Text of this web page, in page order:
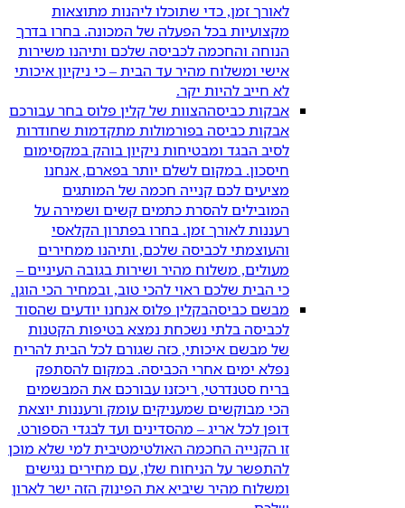
לאורך זמן, כדי שתוכלו ליהנות מתוצאות
מקצועיות בכל הפעלה של המכונה. בחרו בדרך
הנוחה והחכמה לכביסה שלכם ותיהנו משירות
אישי ומשלוח מהיר עד הבית – כי ניקיון איכותי
לא חייב להיות יקר.
אבקות כביסההצוות של קלין פלוס בחר עבורכם
אבקות כביסה בפורמולות מתקדמות שחודרות
לסיב הבגד ומבטיחות ניקיון בוהק במקסימום
חיסכון. במקום לשלם יותר בפארם, אנחנו
מציעים לכם קנייה חכמה של המותגים
המובילים להסרת כתמים קשים ושמירה על
רעננות לאורך זמן. בחרו בפתרון הקלאסי
והעוצמתי לכביסה שלכם, ותיהנו ממחירים
מעולים, משלוח מהיר ושירות בגובה העיניים –
כי הבית שלכם ראוי להכי טוב, ובמחיר הכי הוגן.
מבשם כביסהבקלין פלוס אנחנו יודעים שהסוד
לכביסה בלתי נשכחת נמצא בטיפות הקטנות
של מבשם איכותי, כזה שגורם לכל הבית להריח
נפלא ימים אחרי הכביסה. במקום להסתפק
בריח סטנדרטי, ריכזנו עבורכם את המבשמים
הכי מבוקשים שמעניקים עומק ורעננות יוצאת
דופן לכל אריג – מהסדינים ועד לבגדי הספורט.
זו הקנייה החכמה האולטימטיבית למי שלא מוכן
להתפשר על הניחוח שלו, עם מחירים נגישים
ומשלוח מהיר שיביא את הפינוק הזה ישר לארון